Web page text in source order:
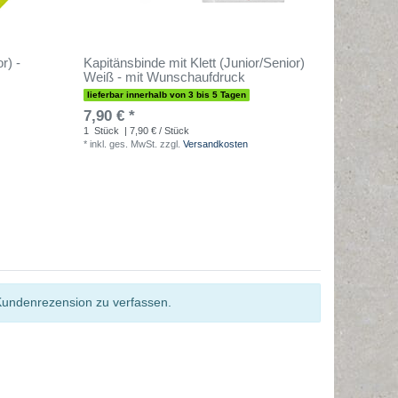
-
Kapitänsbinde mit Klett (Junior/Senior)
Weiß - mit Wunschaufdruck
lieferbar innerhalb von 3 bis 5 Tagen
7,90 € *
1 Stück
| 7,90 € / Stück
* inkl. ges. MwSt. zzgl. Versandkosten
Farbe:
Stück
|
zu verfassen.